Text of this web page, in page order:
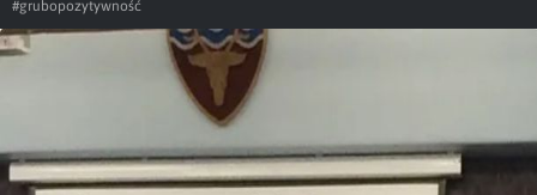
#grubopozytywność